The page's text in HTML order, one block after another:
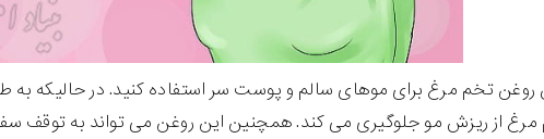
روغن تخم مرغ برای موهای سالم و پوست سر استفاده کنید. در حالیکه به
از ریزش مو جلوگیری می کند. همچنین این روغن می تواند به توقف